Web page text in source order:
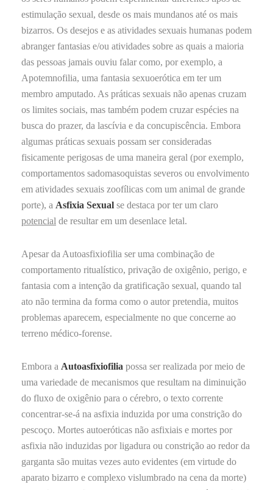
estimulação sexual, desde os mais mundanos até os mais
bizarros. Os desejos e as atividades sexuais humanas podem
abranger fantasias e/ou atividades sobre as quais a maioria
das pessoas jamais ouviu falar como, por exemplo, a
Apotemnofilia, uma fantasia sexuoerótica em ter um
membro amputado. As práticas sexuais não apenas cruzam
os limites sociais, mas também podem cruzar espécies na
busca do prazer, da lascívia e da concupiscência. Embora
algumas práticas sexuais possam ser consideradas
fisicamente perigosas de uma maneira geral (por exemplo,
comportamentos sadomasoquistas severos ou envolvimento
em atividades sexuais zoofílicas com um animal de grande
porte), a Asfixia Sexual se destaca por ter um claro
potencial de resultar em um desenlace letal.
Apesar da Autoasfixiofilia ser uma combinação de
comportamento ritualístico, privação de oxigênio, perigo, e
fantasia com a intenção da gratificação sexual, quando tal
ato não termina da forma como o autor pretendia, muitos
problemas aparecem, especialmente no que concerne ao
terreno médico-forense.
Embora a Autoasfixiofilia possa ser realizada por meio de
uma variedade de mecanismos que resultam na diminuição
do fluxo de oxigênio para o cérebro, o texto corrente
concentrar-se-á na asfixia induzida por uma constrição do
pescoço. Mortes autoeróticas não asfixiais e mortes por
asfixia não induzidas por ligadura ou constrição ao redor da
garganta são muitas vezes auto evidentes (em virtude do
aparato bizarro e complexo vislumbrado na cena da morte)